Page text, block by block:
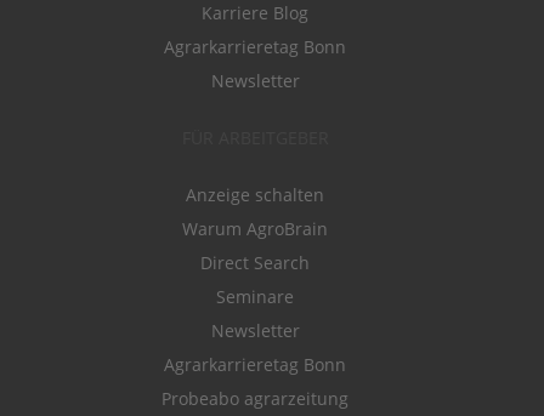
Karriere Blog
Agrarkarrieretag Bonn
Newsletter
Anzeige schalten
Warum AgroBrain
Direct Search
Seminare
Newsletter
Agrarkarrieretag Bonn
Probeabo agrarzeitung